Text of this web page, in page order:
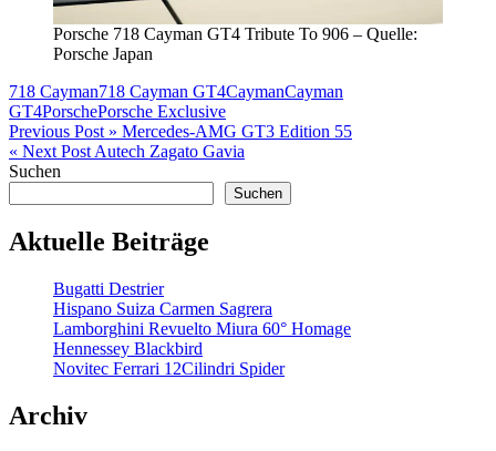
Porsche 718 Cayman GT4 Tribute To 906 – Quelle:
Porsche Japan
718 Cayman718 Cayman GT4CaymanCayman
GT4PorschePorsche Exclusive
Beitragsnavigation
Previous Post » Mercedes-AMG GT3 Edition 55
« Next Post Autech Zagato Gavia
Suchen
Suchen
Aktuelle Beiträge
Bugatti Destrier
Hispano Suiza Carmen Sagrera
Lamborghini Revuelto Miura 60° Homage
Hennessey Blackbird
Novitec Ferrari 12Cilindri Spider
Archiv